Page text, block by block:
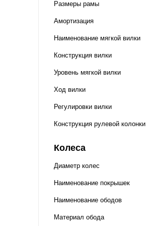
Размеры рамы
Амортизация
Наименование мягкой вилки
Конструкция вилки
Уровень мягкой вилки
Ход вилки
Регулировки вилки
Конструкция рулевой колонки
Колеса
Диаметр колес
Наименование покрышек
Наименование ободов
Материал обода